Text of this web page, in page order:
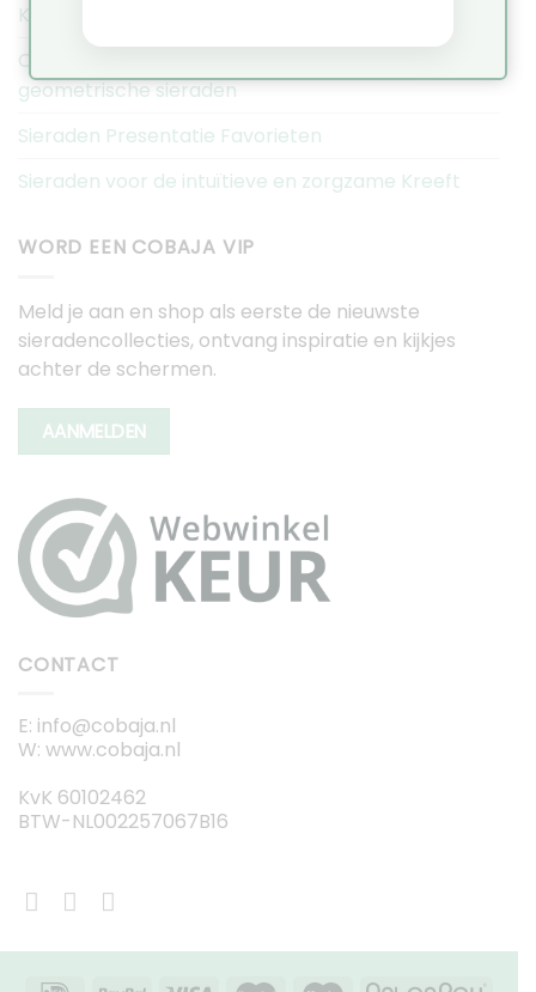
Kerstmarkt Historische Tuin Aalsmeer 2025
Ontdek de Hexa collectie: Minimalistische
geometrische sieraden
Sieraden Presentatie Favorieten
Sieraden voor de intuïtieve en zorgzame Kreeft
WORD EEN COBAJA VIP
Meld je aan en shop als eerste de nieuwste
sieradencollecties, ontvang inspiratie en kijkjes
achter de schermen.
AANMELDEN
CONTACT
E: info@cobaja.nl
W: www.cobaja.nl
KvK 60102462
BTW-NL002257067B16